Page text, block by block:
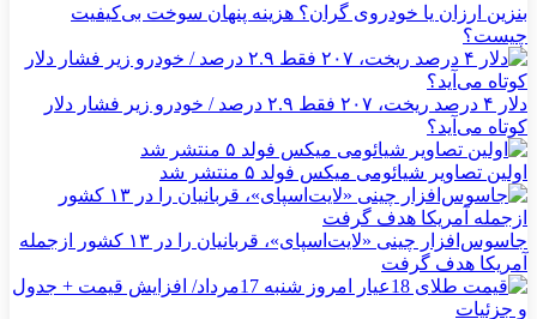
بنزین ارزان یا خودروی گران؟ هزینه پنهان سوخت بی‌کیفیت
چیست؟
دلار ۴ درصد ریخت، ۲۰۷ فقط ۲.۹ درصد / خودرو زیر فشار دلار
کوتاه می‌آید؟
اولین تصاویر شیائومی میکس فولد ۵ منتشر شد
جاسوس‌افزار چینی «لایت‌اسپای»، قربانیان را در ۱۳ کشور ازجمله
آمریکا هدف گرفت